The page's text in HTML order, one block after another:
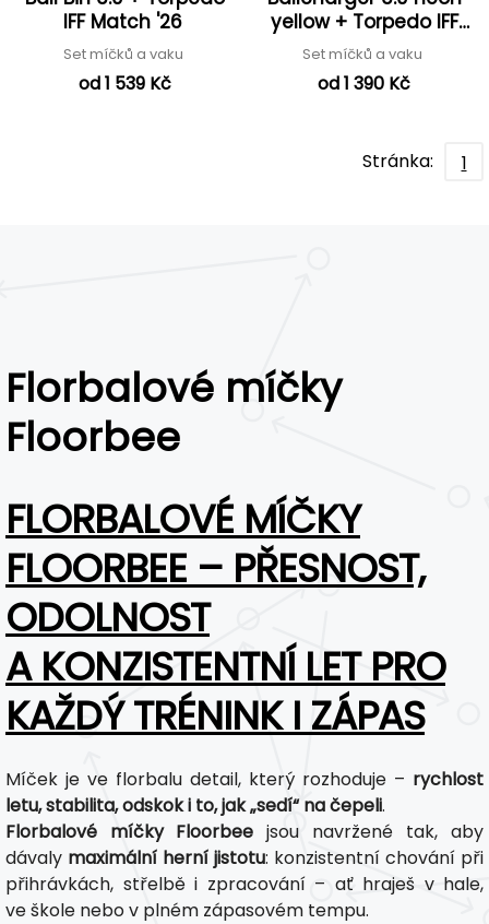
IFF Match '26
Set míčků a vaku
od 1 539 Kč
yellow + Torpedo IFF
Match '26
Set míčků a vaku
od 1 390 Kč
Stránka: 1
Florbalové míčky
Floorbee
FLORBALOVÉ MÍČKY
FLOORBEE – PŘESNOST,
ODOLNOST
A KONZISTENTNÍ LET PRO
KAŽDÝ TRÉNINK I ZÁPAS
Míček je ve florbalu detail, který rozhoduje – rychlost
letu, stabilita, odskok i to, jak „sedí“ na čepeli.
Florbalové míčky Floorbee jsou navržené tak, aby
dávaly maximální herní jistotu: konzistentní chování při
přihrávkách, střelbě i zpracování – ať hraješ v hale,
ve škole nebo v plném zápasovém tempu.